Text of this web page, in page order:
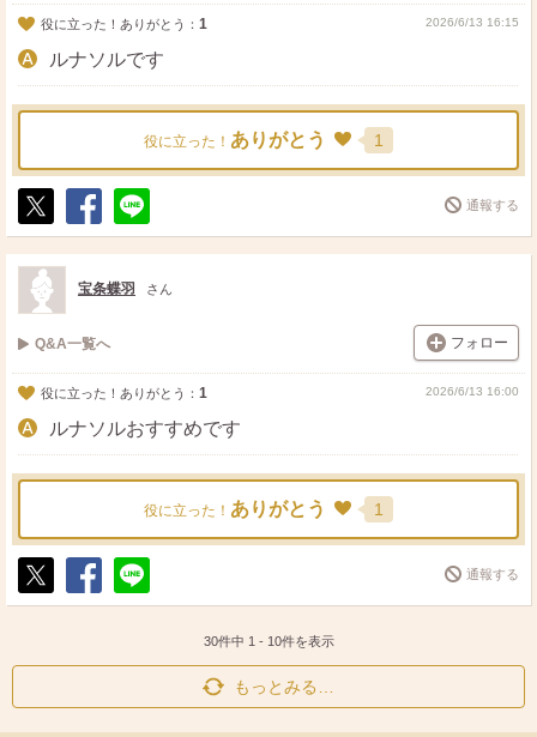
役に立った！ありがとう： 1 2026/6/13 16:15
ルナソルです
役に立った！ ありがとう 1
ポ
ス
ト
シ
ェ
送
る
通報する
宝条蝶羽 さん
Q&A一覧へ フォロー
役に立った！ありがとう： 1 2026/6/13 16:00
ルナソルおすすめです
役に立った！ ありがとう 1
ポ
シ
送
通報する
30件中 1 - 10件を表示
もっとみる…